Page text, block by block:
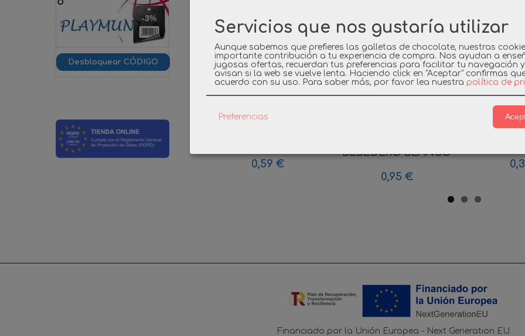
-3% Agotado
0,59 €
BEBEDERO BLANCO
0,95 €
Financiado por la Unión Europea - Next Generation EU.
Servicios que nos gustaría utilizar
Aunque sabemos que prefieres las galletas de chocolate, nuestras
importante contribución a tu experiencia de compra. Nos ayudan a
jugosas ofertas, recuerdan tus preferencias para facilitar tu navegación
avisan si la web se vuelve lenta. Haciendo click en "Aceptar" confirmas
acuerdo con su uso. Para saber más, por favor lea nuestra política de
Preferencias